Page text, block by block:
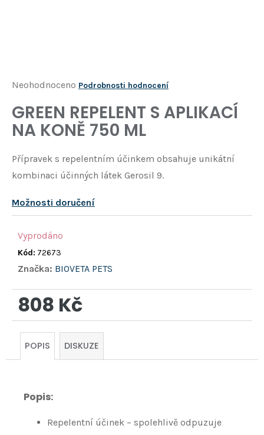
Průměrné
produktu
je
hvězdiček.
Neohodnoceno Podrobnosti hodnocení
GREEN REPELENT S APLIKACÍ
NA KONĚ 750 ML
Přípravek s repelentním účinkem obsahuje unikátní
kombinaci účinných látek Gerosil 9.
Možnosti doručení
Vyprodáno
Kód: 72673
Značka: BIOVETA PETS
808 Kč
Měrná
POPIS DISKUZE
Popis:
Repelentní účinek – spolehlivě odpuzuje
D
o
p
r
u
u
j
m
e